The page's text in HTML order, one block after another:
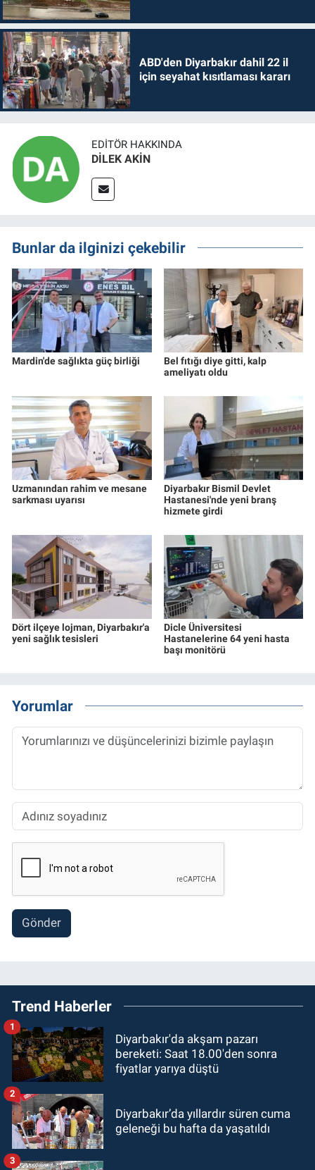
ABD'den Diyarbakır dahil 22 il
için seyahat kısıtlaması kararı
EDITÖR HAKKINDA
DİLEK AKİN
Bunlar da ilginizi çekebilir
Mardin'de sağlıkta güç birliği
Bel fıtığı diye gitti, kalp
ameliyatı oldu
Uzmanından rahim ve mesane
sarkması uyarısı
Diyarbakır Bismil Devlet
Hastanesi'nde yeni branş
hizmete girdi
Dört ilçeye lojman, Diyarbakır'a
yeni sağlık tesisleri
Dicle Üniversitesi
Hastanelerine 64 yeni hasta
başı monitörü
Yorumlar
Gönder
Trend Haberler
Diyarbakır'da akşam pazarı
bereketi: Saat 18.00'den sonra
fiyatlar yarıya düştü
1
Diyarbakır’da yıllardır süren cuma
geleneği bu hafta da yaşatıldı
2
3